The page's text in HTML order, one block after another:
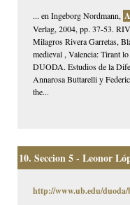
... en Ingeborg Nordmann,
Verlag, 2004, pp. 37-53.
Milagros Rivera Garretas,
medieval , Valencia: Tirant
DUODA. Estudios de la
Annarosa Buttarelli y
the...
10. Seccion 5 - Leonor
http://www.ub.edu/duoda/